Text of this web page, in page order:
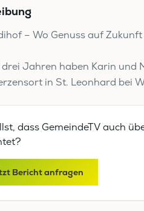
– Wo Genuss auf
Jahren haben Karin und
in St. Leonhard bei
dass GemeindeTV auch
Bericht anfragen